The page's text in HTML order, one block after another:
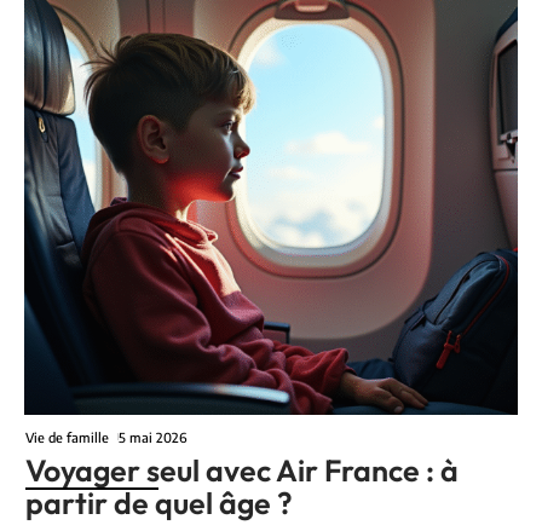
Vie de famille 5 mai 2026
Voyager seul avec Air France : à
partir de quel âge ?